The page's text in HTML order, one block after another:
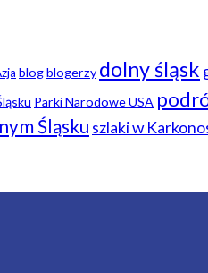
blogblogerzy dolny śląsk
Parki Narodowe USA
Śląsku szlaki w